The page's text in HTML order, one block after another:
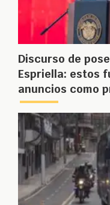
Discurso de
Espriella: estos
anuncios como